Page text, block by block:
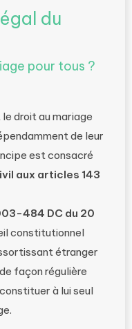
du
pour tous ?
droit au mariage
de leur
est consacré
aux articles 143
484 DC du 20
constitutionnel
étranger
façon régulière
à lui seul